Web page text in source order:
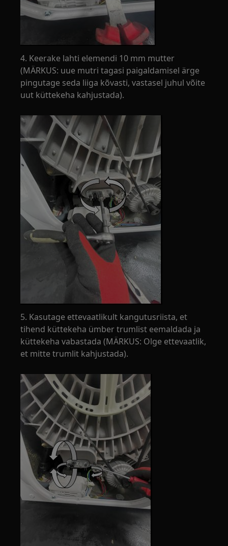
4. Keerake lahti elemendi 10 mm mutter
(MÄRKUS: uue mutri tagasi paigaldamisel ärge
pingutage seda liiga kõvasti, vastasel juhul võite
uut küttekeha kahjustada).
5. Kasutage ettevaatlikult kangutusriista, et
tihend küttekeha ümber trumlist eemaldada ja
küttekeha vabastada (MÄRKUS: Olge ettevaatlik,
et mitte trumlit kahjustada).